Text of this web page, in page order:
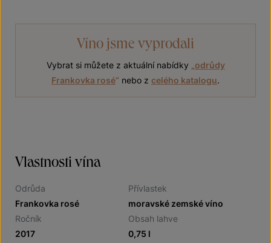
Víno jsme vyprodali
Vybrat si můžete z aktuální nabídky
odrůdy
Frankovka rosé“ nebo z celého katalogu.
Vlastnosti vína
Odrůda
Frankovka rosé
Přívlastek
moravské zemské víno
Ročník
2017
Obsah lahve
0,75 l